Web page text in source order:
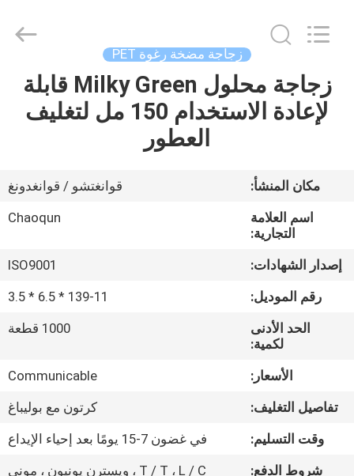
منزل،
بيت
معلومات
جولة
مراقبة
الجودة
Industry
Reserved.
زجاجة مضخة رغوة PET
زجاجة محلول Milky Green قابلة
لإعادة الاستخدام 150 مل لتغليف
العطور
مكان المنشأ:
قوانغتشو / قوانغدونغ
اسم العلامة
التجارية:
Chaoqun
إصدار الشهادات:
ISO9001
رقم الموديل:
139-11 * 6.5 * 3.5
الحد الأدنى
لكمية:
1000 قطعة
الأسعار:
Communicable
تفاصيل التغليف:
كرتون مع بوليباغ
وقت التسليم:
في غضون 7-15 يومًا بعد إحياء الإيداع
شروط الدفع:
T / T ، L / C ، ويسترن يونيون ، موني